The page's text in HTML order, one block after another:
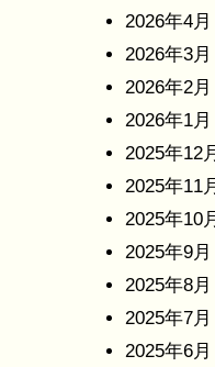
2026年4月
2026年3月
2026年2月
2026年1月
2025年12月
2025年11月
2025年10月
2025年9月
2025年8月
2025年7月
2025年6月